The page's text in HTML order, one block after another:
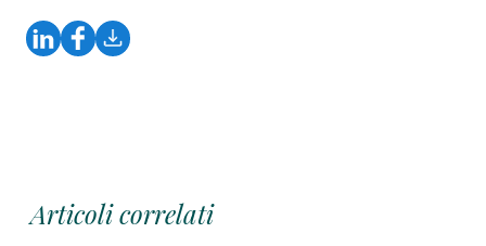
Articoli correlati